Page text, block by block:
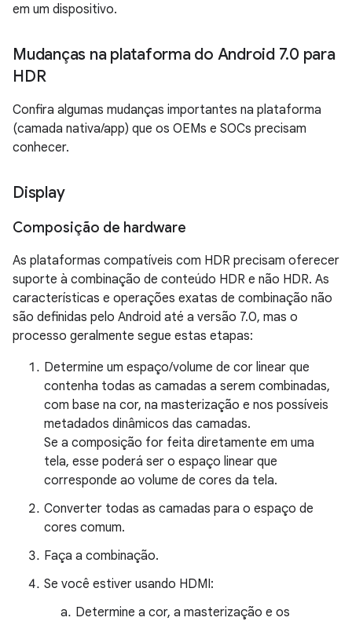
em um dispositivo.
Mudanças na plataforma do Android 7.0 para
HDR
Confira algumas mudanças importantes na plataforma
(camada nativa/app) que os OEMs e SOCs precisam
conhecer.
Display
Composição de hardware
As plataformas compatíveis com HDR precisam oferecer
suporte à combinação de conteúdo HDR e não HDR. As
características e operações exatas de combinação não
são definidas pelo Android até a versão 7.0, mas o
processo geralmente segue estas etapas:
Determine um espaço/volume de cor linear que
contenha todas as camadas a serem combinadas,
com base na cor, na masterização e nos possíveis
metadados dinâmicos das camadas.
Se a composição for feita diretamente em uma
tela, esse poderá ser o espaço linear que
corresponde ao volume de cores da tela.
Converter todas as camadas para o espaço de
cores comum.
Faça a combinação.
Se você estiver usando HDMI:
Determine a cor, a masterização e os